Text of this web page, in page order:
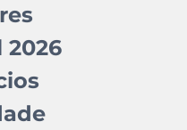
2026